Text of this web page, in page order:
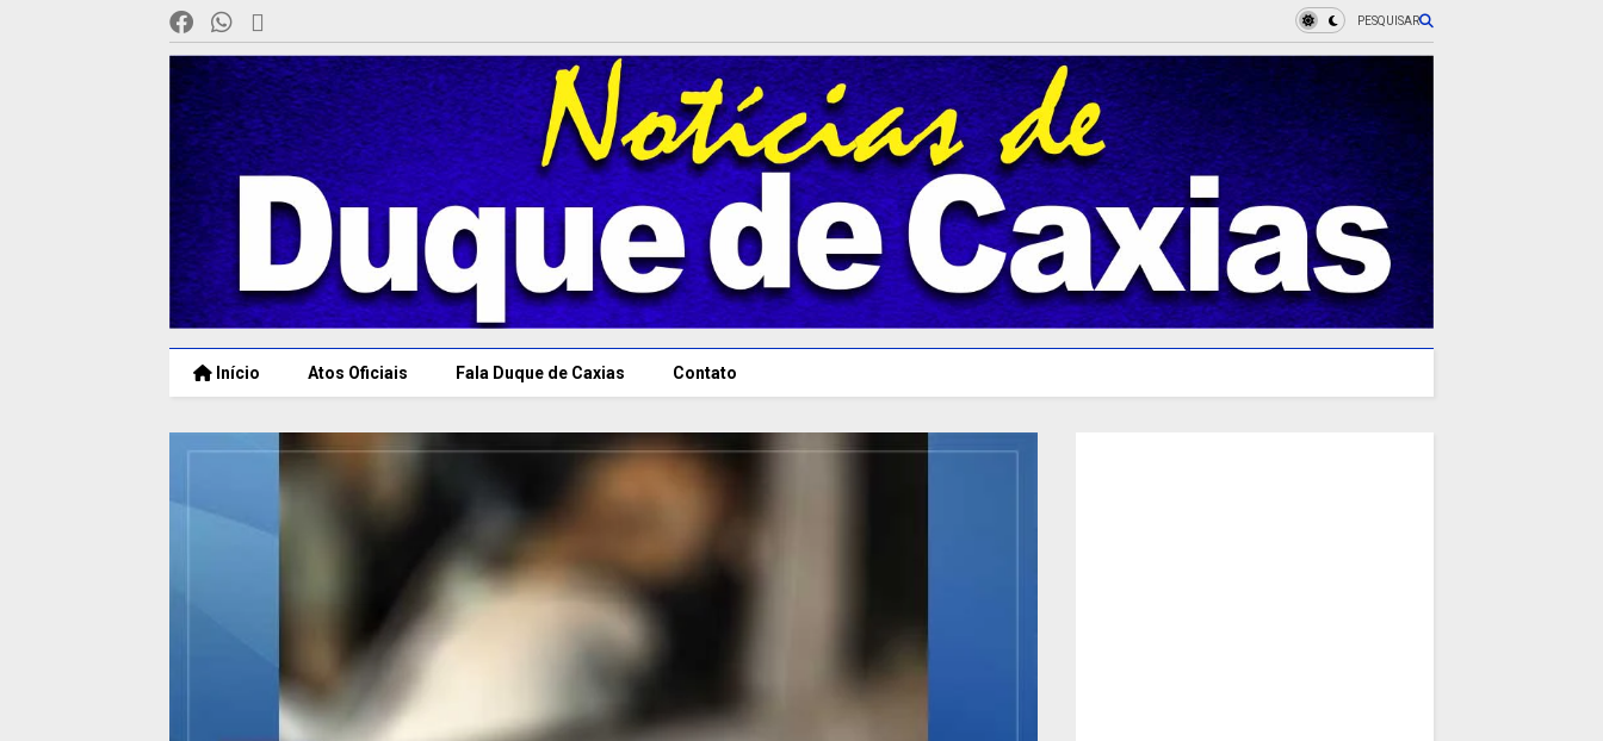
PESQUISAR
Início Atos Oficiais Fala Duque de Caxias Contato